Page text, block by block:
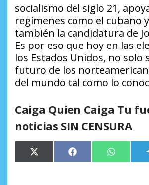
socialismo del siglo 21,
regímenes como el cubano
también la candidatura de
Es por eso que hoy en las
los Estados Unidos, no solo
futuro de los
del mundo tal como lo
Caiga Quien Caiga Tu
noticias SIN CENSURA
Compartir
en
X
(Twitter)
Compartir
en
Facebook Compartir
en
WhatsApp